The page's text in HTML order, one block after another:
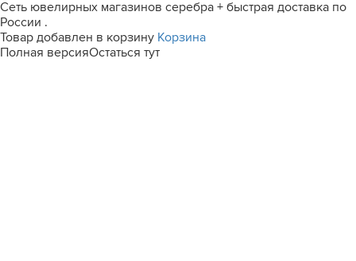
Сеть ювелирных магазинов серебра + быстрая доставка по
России .
Товар добавлен в корзину Корзина
Полная версияОстаться тут